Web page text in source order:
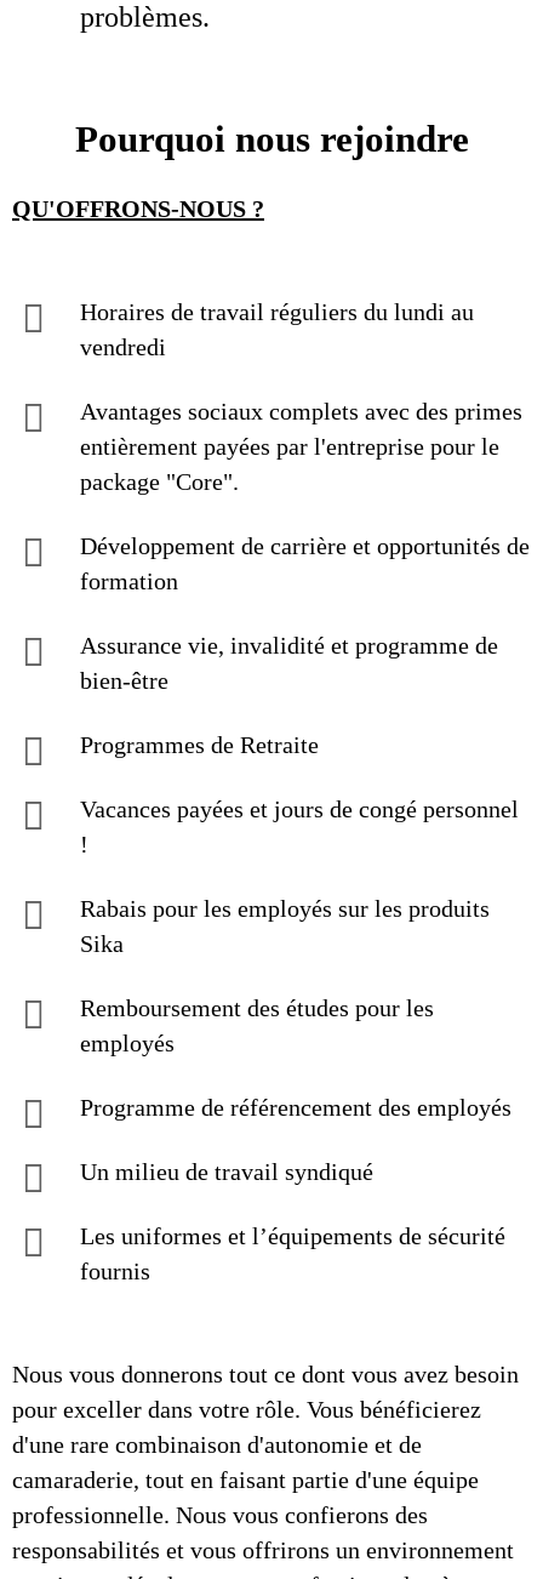
problèmes.
Pourquoi nous rejoindre
QU'OFFRONS-NOUS ?
Horaires de travail réguliers du lundi au
vendredi
Avantages sociaux complets avec des primes
entièrement payées par l'entreprise pour le
package "Core".
Développement de carrière et opportunités de
formation
Assurance vie, invalidité et programme de
bien-être
Programmes de Retraite
Vacances payées et jours de congé personnel
!
Rabais pour les employés sur les produits
Sika
Remboursement des études pour les
employés
Programme de référencement des employés
Un milieu de travail syndiqué
Les uniformes et l’équipements de sécurité
fournis
Nous vous donnerons tout ce dont vous avez besoin
pour exceller dans votre rôle. Vous bénéficierez
d'une rare combinaison d'autonomie et de
camaraderie, tout en faisant partie d'une équipe
professionnelle. Nous vous confierons des
responsabilités et vous offrirons un environnement